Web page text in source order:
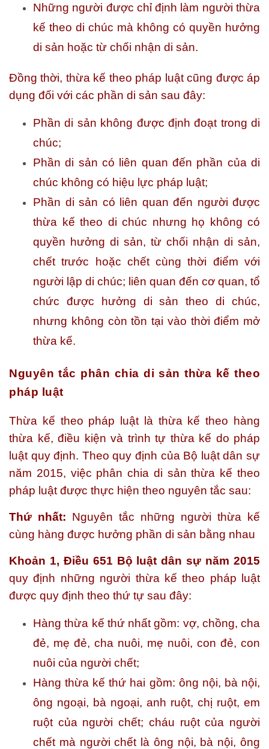
Những người được chỉ định làm người thừa
kế theo di chúc mà không có quyền hưởng
di sản hoặc từ chối nhận di sản.
Đồng thời, thừa kế theo pháp luật cũng được áp
dụng đối với các phần di sản sau đây:
Phần di sản không được định đoạt trong di
chúc;
Phần di sản có liên quan đến phần của di
chúc không có hiệu lực pháp luật;
Phần di sản có liên quan đến người được
thừa kế theo di chúc nhưng họ không có
quyền hưởng di sản, từ chối nhận di sản,
chết trước hoặc chết cùng thời điểm với
người lập di chúc; liên quan đến cơ quan, tổ
chức được hưởng di sản theo di chúc,
nhưng không còn tồn tại vào thời điểm mở
thừa kế.
Nguyên tắc phân chia di sản thừa kế theo
pháp luật
Thừa kế theo pháp luật là thừa kế theo hàng
thừa kế, điều kiện và trình tự thừa kế do pháp
luật quy định. Theo quy định của Bộ luật dân sự
năm 2015, việc phân chia di sản thừa kế theo
pháp luật được thực hiện theo nguyên tắc sau:
Thứ nhất: Nguyên tắc những người thừa kế
cùng hàng được hưởng phần di sản bằng nhau
Khoản 1, Điều 651 Bộ luật dân sự năm 2015
quy định những người thừa kế theo pháp luật
được quy định theo thứ tự sau đây:
Hàng thừa kế thứ nhất gồm: vợ, chồng, cha
đẻ, mẹ đẻ, cha nuôi, mẹ nuôi, con đẻ, con
nuôi của người chết;
Hàng thừa kế thứ hai gồm: ông nội, bà nội,
ông ngoại, bà ngoại, anh ruột, chị ruột, em
ruột của người chết; cháu ruột của người
chết mà người chết là ông nội, bà nội, ông